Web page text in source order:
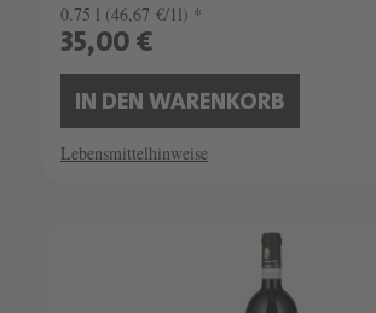
0.75 l (46,67 €/1l) *
35,00 €
IN DEN WARENKORB
Lebensmittelhinweise